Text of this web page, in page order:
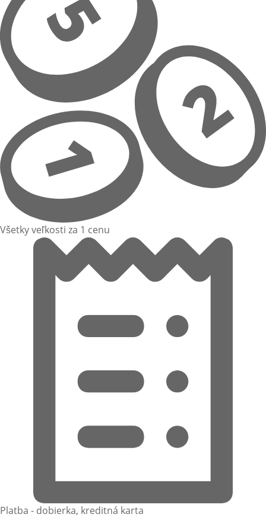
Všetky veľkosti za 1 cenu
Platba - dobierka, kreditná karta